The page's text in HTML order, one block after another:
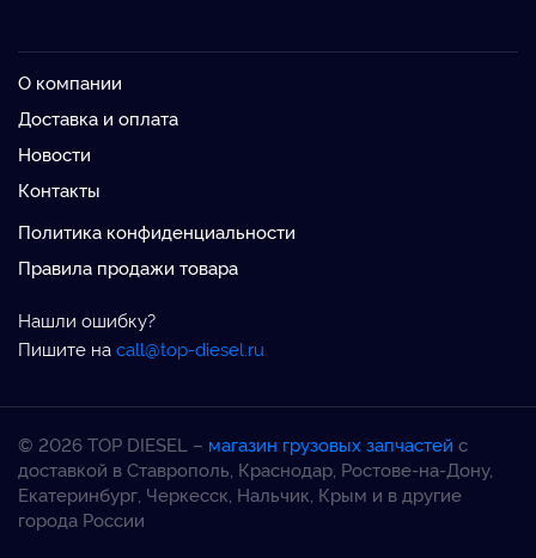
О компании
Доставка и оплата
Новости
Контакты
Политика конфиденциальности
Правила продажи товара
Нашли ошибку?
Пишите наcall@top-diesel.ru
© 2026 TOP DIESEL – магазин грузовых запчастей с
доставкой в Ставрополь, Краснодар, Ростове-на-Дону,
Екатеринбург, Черкесск, Нальчик, Крым и в другие
города России